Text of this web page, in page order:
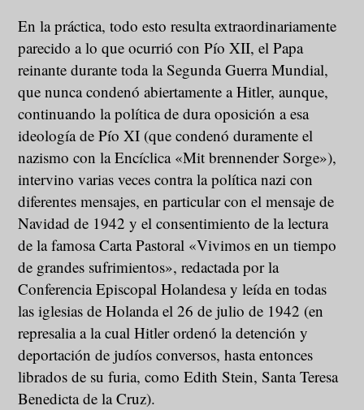
En la práctica, todo esto resulta extraordinariamente
parecido a lo que ocurrió con Pío XII, el Papa
reinante durante toda la Segunda Guerra Mundial,
que nunca condenó abiertamente a Hitler, aunque,
continuando la política de dura oposición a esa
ideología de Pío XI (que condenó duramente el
nazismo con la Encíclica «Mit brennender Sorge»),
intervino varias veces contra la política nazi con
diferentes mensajes, en particular con el mensaje de
Navidad de 1942 y el consentimiento de la lectura
de la famosa Carta Pastoral «Vivimos en un tiempo
de grandes sufrimientos», redactada por la
Conferencia Episcopal Holandesa y leída en todas
las iglesias de Holanda el 26 de julio de 1942 (en
represalia a la cual Hitler ordenó la detención y
deportación de judíos conversos, hasta entonces
librados de su furia, como Edith Stein, Santa Teresa
Benedicta de la Cruz).